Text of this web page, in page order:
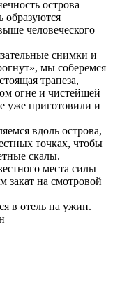
острова
образуются
человеческого
снимки и
мы соберемся
трапеза,
огне и чистейшей
уже приготовили и
вдоль острова,
точках, чтобы
скалы.
места силы
закат на смотровой
в отель на ужин.